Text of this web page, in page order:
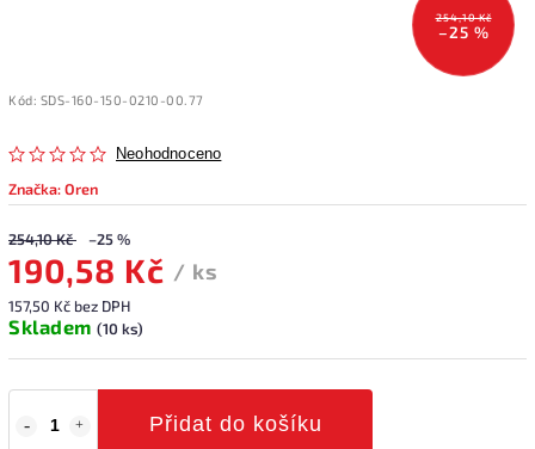
254,10 Kč
–25 %
Kód: SDS-160-150-0210-00.77
Neohodnoceno
Značka:Oren
254,10 Kč –25 %
190,58 Kč / ks
157,50 Kč bez DPH
Skladem (10 ks)
Přidat do košíku